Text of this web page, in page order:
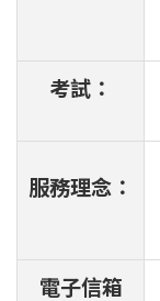
考試：
服務理念：
電子信箱